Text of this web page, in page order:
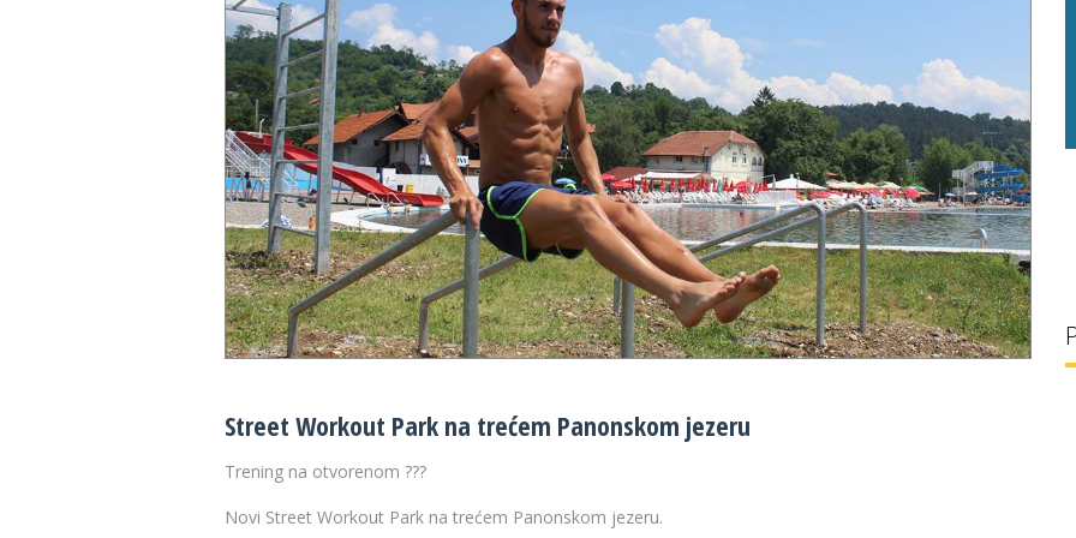
Street Workout Park na trećem Panonskom jezeru
Trening na otvorenom ???
Novi Street Workout Park na trećem Panonskom jezeru.
28 °C 32 g/l